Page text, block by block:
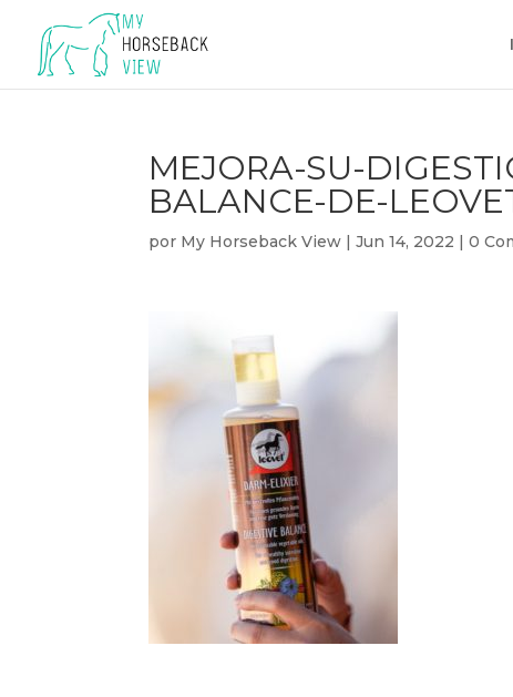
MEJORA-SU-
BALANCE-DE-
por My Horseback View |Jun 14, 2022 |0